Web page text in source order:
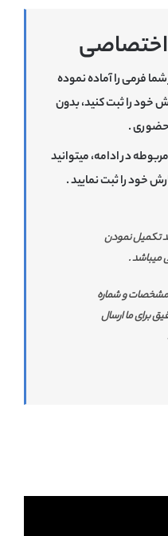
فرمی را آماده نموده
خود را ثبت کنید، بدون
حضوری .
در ادامه، میتوانید
خود را ثبت نمایید .
تکمیل نمودن
میباشد .
و شماره
برای ما ارسال